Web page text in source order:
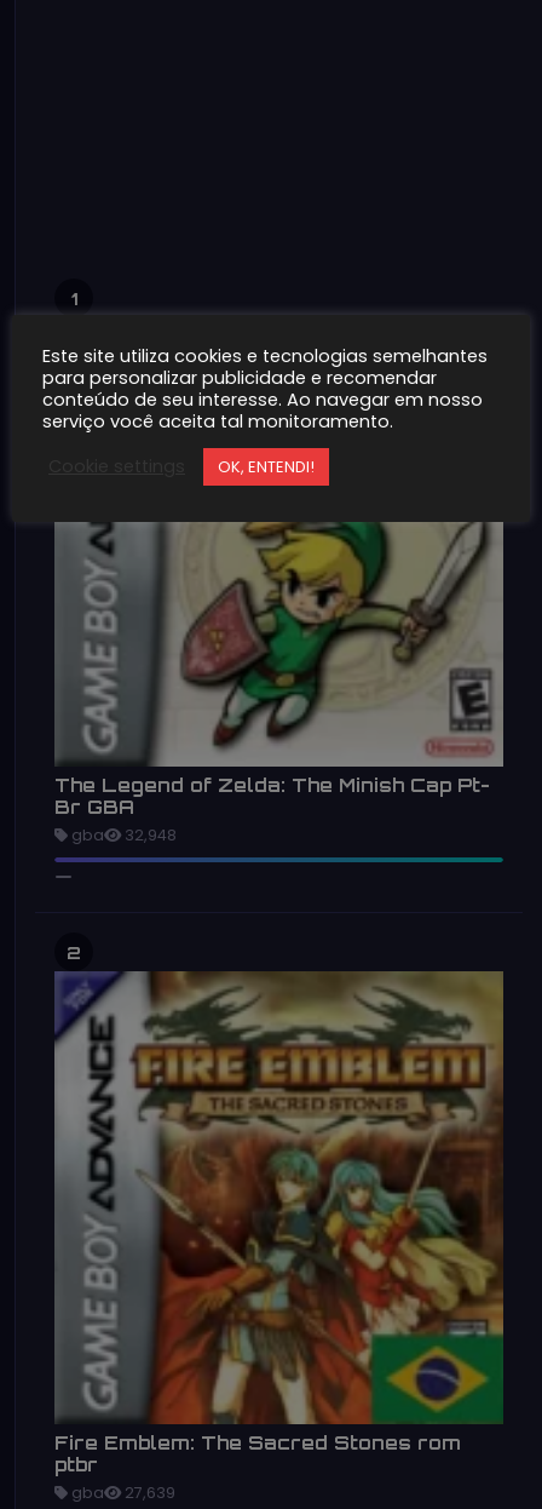
1
The Legend of Zelda: The Minish Cap Pt-
Br GBA
gba 32,948
2
Fire Emblem: The Sacred Stones rom
ptbr
gba 27,639
Este site utiliza cookies e tecnologias semelhantes
para personalizar publicidade e recomendar
conteúdo de seu interesse. Ao navegar em nosso
serviço você aceita tal monitoramento.
OK, ENTENDI!